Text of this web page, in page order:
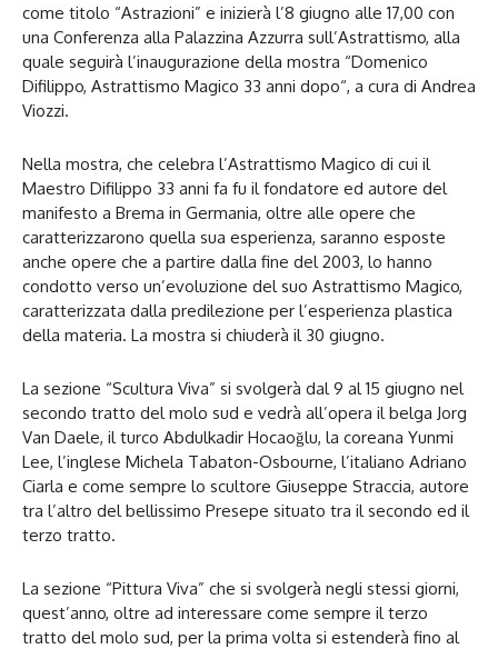
come titolo “Astrazioni” e inizierà l’8 giugno alle 17,00 con
una Conferenza alla Palazzina Azzurra sull’Astrattismo, alla
quale seguirà l’inaugurazione della mostra “Domenico
Difilippo, Astrattismo Magico 33 anni dopo“, a cura di Andrea
Viozzi.
Nella mostra, che celebra l’Astrattismo Magico di cui il
Maestro Difilippo 33 anni fa fu il fondatore ed autore del
manifesto a Brema in Germania, oltre alle opere che
caratterizzarono quella sua esperienza, saranno esposte
anche opere che a partire dalla fine del 2003, lo hanno
condotto verso un’evoluzione del suo Astrattismo Magico,
caratterizzata dalla predilezione per l’esperienza plastica
della materia. La mostra si chiuderà il 30 giugno.
La sezione “Scultura Viva” si svolgerà dal 9 al 15 giugno nel
secondo tratto del molo sud e vedrà all’opera il belga Jorg
Van Daele, il turco Abdulkadir Hocaoğlu, la coreana Yunmi
Lee, l’inglese Michela Tabaton-Osbourne, l’italiano Adriano
Ciarla e come sempre lo scultore Giuseppe Straccia, autore
tra l’altro del bellissimo Presepe situato tra il secondo ed il
terzo tratto.
La sezione “Pittura Viva” che si svolgerà negli stessi giorni,
quest’anno, oltre ad interessare come sempre il terzo
tratto del molo sud, per la prima volta si estenderà fino al